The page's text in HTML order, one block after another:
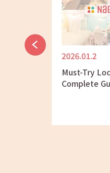
2025.12.26
Emergency
How to Find